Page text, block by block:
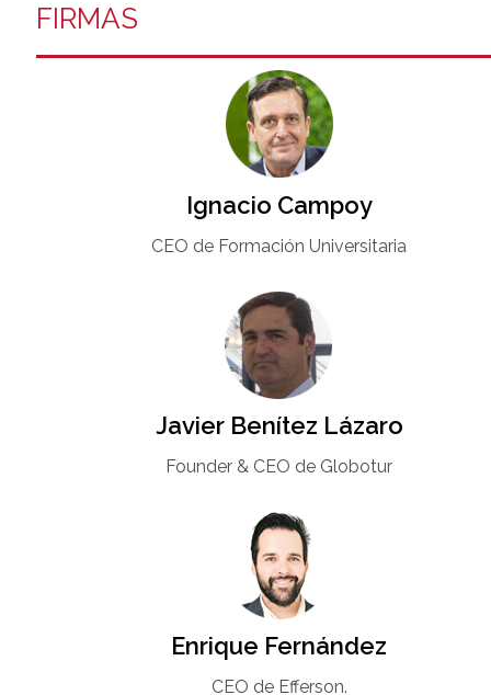
FIRMAS
Ignacio Campoy​
CEO de Formación Universitaria​
Javier Benítez Lázaro
Founder & CEO de Globotur​
Enrique Fernández
CEO de Efferson.